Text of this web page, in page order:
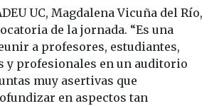
UC, Magdalena Vicuña del Río,
de la jornada. “Es una
a profesores, estudiantes,
y profesionales en un auditorio
muy asertivas que
en aspectos tan